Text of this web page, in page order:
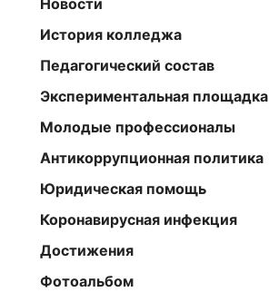
Новости
История колледжа
Педагогический состав
Экспериментальная площадка
Молодые профессионалы
Антикоррупционная политика
Юридическая помощь
Коронавирусная инфекция
Достижения
Фотоальбом